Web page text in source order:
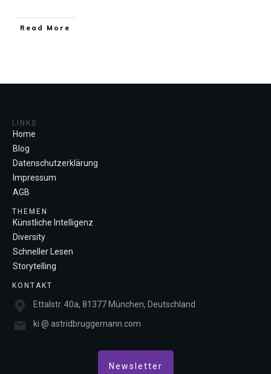
​Read More
LINKS
Home
Blog
Datenschutzerklärung
Impressum
AGB
THEMEN
Künstliche Intelligenz
Diversity
Schneller Lesen
Storytelling
KONTAKT
Ettalstr. 40a, 81377 München, Deutschland
ki @ astridbruggemann.com
Newsletter